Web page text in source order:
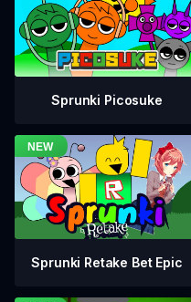
Sprunki Picosuke
Sprunki Retake Bet Epic